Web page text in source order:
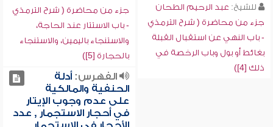
للشيخ: عبد الرحيم الطحان
جزء من محاضرة ( شرح الترمذي
- باب النهي عن استقبال القبلة
بغائط أو بول وباب الرخصة في
ذلك [4])
جزء من محاضرة ( شرح الترمذي
- باب الاستتار عند الحاجة،
والاستنجاء باليمين، والاستنجاء
بالحجارة [5])
الفهرس:أدلة
الحنفية والمالكية
على عدم وجوب الإيتار
في أحجار الاستجمار , عدد